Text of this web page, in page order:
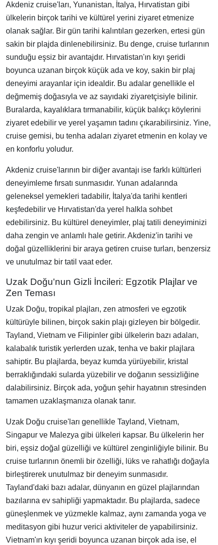
Akdeniz cruise'ları, Yunanistan, İtalya, Hırvatistan gibi
ülkelerin birçok tarihi ve kültürel yerini ziyaret etmenize
olanak sağlar. Bir gün tarihi kalıntıları gezerken, ertesi gün
sakin bir plajda dinlenebilirsiniz. Bu denge, cruise turlarının
sunduğu eşsiz bir avantajdır. Hırvatistan'ın kıyı şeridi
boyunca uzanan birçok küçük ada ve koy, sakin bir plaj
deneyimi arayanlar için idealdir. Bu adalar genellikle el
değmemiş doğasıyla ve az sayıdaki ziyaretçisiyle bilinir.
Buralarda, kayalıklara tırmanabilir, küçük balıkçı köylerini
ziyaret edebilir ve yerel yaşamın tadını çıkarabilirsiniz. Yine,
cruise gemisi, bu tenha adaları ziyaret etmenin en kolay ve
en konforlu yoludur.
Akdeniz cruise'larının bir diğer avantajı ise farklı kültürleri
deneyimleme fırsatı sunmasıdır. Yunan adalarında
geleneksel yemekleri tadabilir, İtalya'da tarihi kentleri
keşfedebilir ve Hırvatistan'da yerel halkla sohbet
edebilirsiniz. Bu kültürel deneyimler, plaj tatili deneyiminizi
daha zengin ve anlamlı hale getirir. Akdeniz'in tarihi ve
doğal güzelliklerini bir araya getiren cruise turları, benzersiz
ve unutulmaz bir tatil vaat eder.
Uzak Doğu'nun Gizli İncileri: Egzotik Plajlar ve
Zen Teması
Uzak Doğu, tropikal plajları, zen atmosferi ve egzotik
kültürüyle bilinen, birçok sakin plajı gizleyen bir bölgedir.
Tayland, Vietnam ve Filipinler gibi ülkelerin bazı adaları,
kalabalık turistik yerlerden uzak, tenha ve bakir plajlara
sahiptir. Bu plajlarda, beyaz kumda yürüyebilir, kristal
berraklığındaki sularda yüzebilir ve doğanın sessizliğine
dalabilirsiniz. Birçok ada, yoğun şehir hayatının stresinden
tamamen uzaklaşmanıza olanak tanır.
Uzak Doğu cruise'ları genellikle Tayland, Vietnam,
Singapur ve Malezya gibi ülkeleri kapsar. Bu ülkelerin her
biri, eşsiz doğal güzelliği ve kültürel zenginliğiyle bilinir. Bu
cruise turlarının önemli bir özelliği, lüks ve rahatlığı doğayla
birleştirerek unutulmaz bir deneyim sunmasıdır.
Tayland'daki bazı adalar, dünyanın en güzel plajlarından
bazılarına ev sahipliği yapmaktadır. Bu plajlarda, sadece
güneşlenmek ve yüzmekle kalmaz, aynı zamanda yoga ve
meditasyon gibi huzur verici aktiviteler de yapabilirsiniz.
Vietnam'ın kıyı şeridi boyunca uzanan birçok ada ise, el